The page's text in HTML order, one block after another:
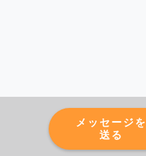
メッセージを
送る